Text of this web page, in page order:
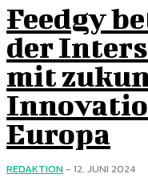
Feedgy
der
mit
Europa
REDAKTION - 12. JUNI 2024